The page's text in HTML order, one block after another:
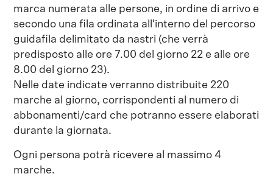
marca numerata alle persone, in ordine di arrivo e
secondo una fila ordinata all’interno del percorso
guidafila delimitato da nastri (che verrà
predisposto alle ore 7.00 del giorno 22 e alle ore
8.00 del giorno 23).
Nelle date indicate verranno distribuite 220
marche al giorno, corrispondenti al numero di
abbonamenti/card che potranno essere elaborati
durante la giornata.
Ogni persona potrà ricevere al massimo 4
marche.